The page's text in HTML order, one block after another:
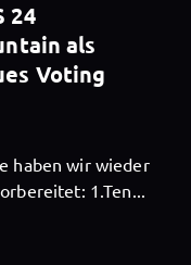
24
als
Voting
haben wir wieder
1.Ten...